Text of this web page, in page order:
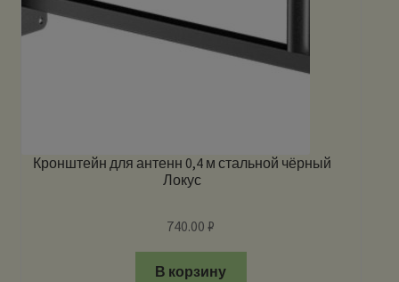
Кронштейн для антенн 0,4 м стальной чёрный
Локус
740.00₽
В корзину